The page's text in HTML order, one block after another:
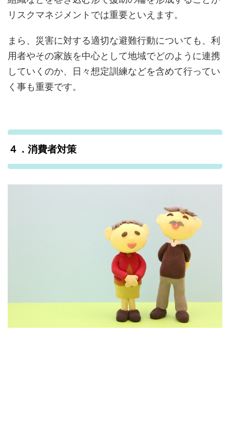
リスクマネジメントでは重要といえます。
まら、災害に対する適切な避難行動についても、利
用者やその家族を中心として地域でどのように連携
していくのか、日々想定訓練などを含めて行ってい
く事も重要です。
４．消費者対策